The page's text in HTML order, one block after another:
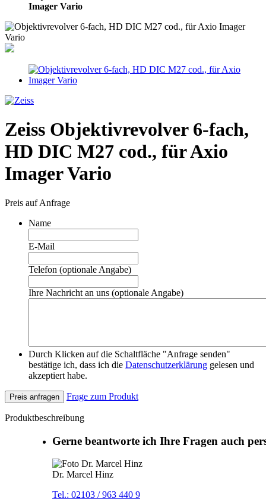
Imager Vario
Zeiss Objektivrevolver 6-fach,
HD DIC M27 cod., für Axio
Imager Vario
Preis auf Anfrage
Name
E-Mail
Telefon (optionale Angabe)
Ihre Nachricht an uns (optionale Angabe)
Durch Klicken auf die Schaltfläche "Anfrage senden"
bestätige ich, dass ich die Datenschutzerklärung gelesen und
akzeptiert habe.
Preis anfragen Frage zum Produkt
Produktbeschreibung
Gerne beantworte ich Ihre Fragen auch
Dr. Marcel Hinz
Tel.: 02103 / 963 440 9